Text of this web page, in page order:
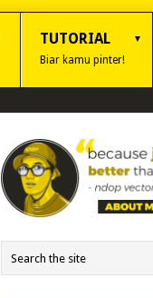
TUTORIAL
Biar kamu pinter!